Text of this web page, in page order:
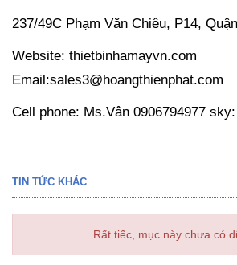
237/49C Phạm Văn Chiêu, P14,
Website: thietbinhamayvn.com
Email:sales3@hoangthienphat.com
Cell phone: Ms.Vân 0906794977
TIN TỨC KHÁC
Rất tiếc, mục này chưa có